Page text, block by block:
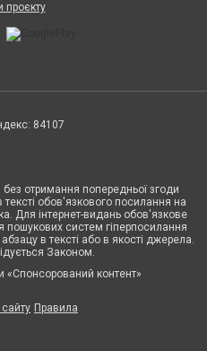
проєкту
84107
отримання попередньої згоди
обов'язкового посилання на
Для інтернет-видань обов'язкове
пошукових систем гіперпосилання
в тексті або в якості джерела.
Законом.
«Спонсорований контент»
Правила